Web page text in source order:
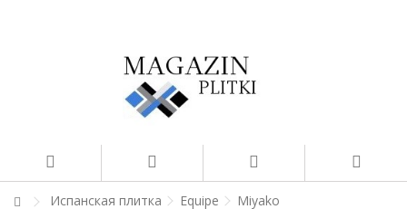
Испанская плитка Equipe Miyako